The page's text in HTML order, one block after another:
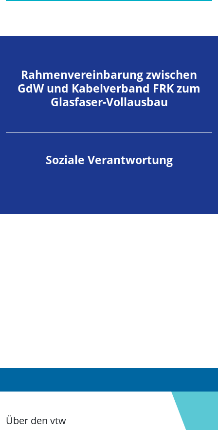
Rahmenvereinbarung zwischen
GdW und Kabelverband FRK zum
Glasfaser-Vollausbau
Soziale Verantwortung
Über den vtw